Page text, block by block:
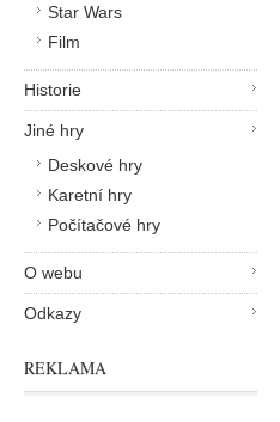
Star Wars
Film
Historie
Jiné hry
Deskové hry
Karetní hry
Počítačové hry
O webu
Odkazy
REKLAMA